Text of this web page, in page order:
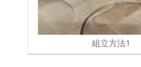
組立方法1